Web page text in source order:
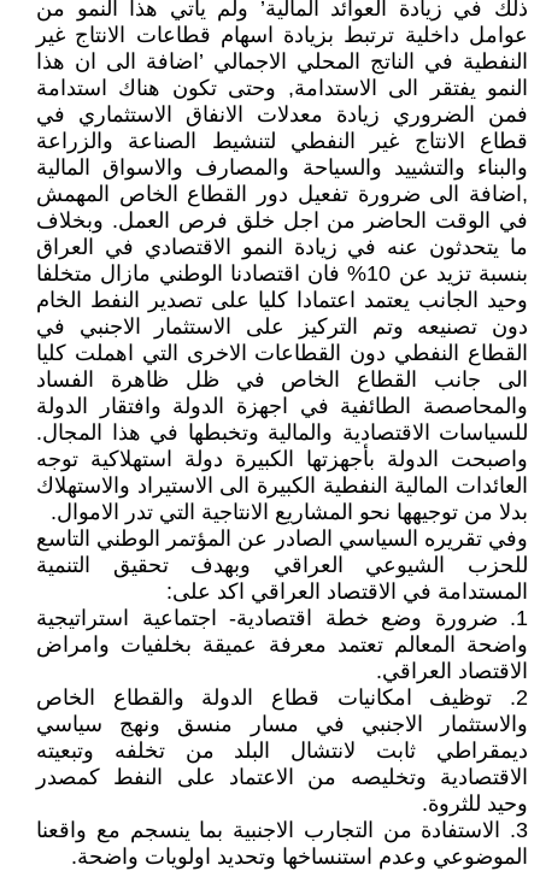
ذلك في زيادة العوائد المالية’ ولم يأتي هذا النمو من
عوامل داخلية ترتبط بزيادة اسهام قطاعات الانتاج غير
النفطية في الناتج المحلي الاجمالي ’اضافة الى ان هذا
النمو يفتقر الى الاستدامة, وحتى تكون هناك استدامة
فمن الضروري زيادة معدلات الانفاق الاستثماري في
قطاع الانتاج غير النفطي لتنشيط الصناعة والزراعة
والبناء والتشييد والسياحة والمصارف والاسواق المالية
,اضافة الى ضرورة تفعيل دور القطاع الخاص المهمش
في الوقت الحاضر من اجل خلق فرص العمل. وبخلاف
ما يتحدثون عنه في زيادة النمو الاقتصادي في العراق
بنسبة تزيد عن 10% فان اقتصادنا الوطني مازال متخلفا
وحيد الجانب يعتمد اعتمادا كليا على تصدير النفط الخام
دون تصنيعه وتم التركيز على الاستثمار الاجنبي في
القطاع النفطي دون القطاعات الاخرى التي اهملت كليا
الى جانب القطاع الخاص في ظل ظاهرة الفساد
والمحاصصة الطائفية في اجهزة الدولة وافتقار الدولة
للسياسات الاقتصادية والمالية وتخبطها في هذا المجال.
واصبحت الدولة بأجهزتها الكبيرة دولة استهلاكية توجه
العائدات المالية النفطية الكبيرة الى الاستيراد والاستهلاك
بدلا من توجيهها نحو المشاريع الانتاجية التي تدر الاموال.
وفي تقريره السياسي الصادر عن المؤتمر الوطني التاسع
للحزب الشيوعي العراقي وبهدف تحقيق التنمية
المستدامة في الاقتصاد العراقي اكد على:
1. ضرورة وضع خطة اقتصادية- اجتماعية استراتيجية
واضحة المعالم تعتمد معرفة عميقة بخلفيات وامراض
الاقتصاد العراقي.
2. توظيف امكانيات قطاع الدولة والقطاع الخاص
والاستثمار الاجنبي في مسار منسق ونهج سياسي
ديمقراطي ثابت لانتشال البلد من تخلفه وتبعيته
الاقتصادية وتخليصه من الاعتماد على النفط كمصدر
وحيد للثروة.
3. الاستفادة من التجارب الاجنبية بما ينسجم مع واقعنا
الموضوعي وعدم استنساخها وتحديد اولويات واضحة.